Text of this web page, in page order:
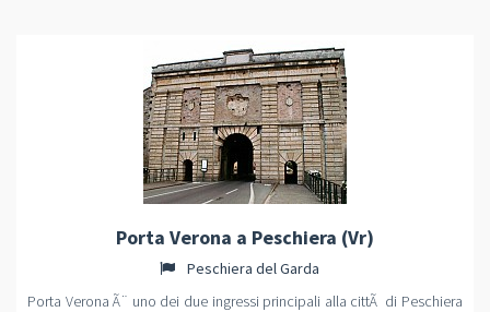
Porta Verona a Peschiera (Vr)
Peschiera del Garda
Porta Verona Ã¨ uno dei due ingressi principali alla cittÃ di Peschiera